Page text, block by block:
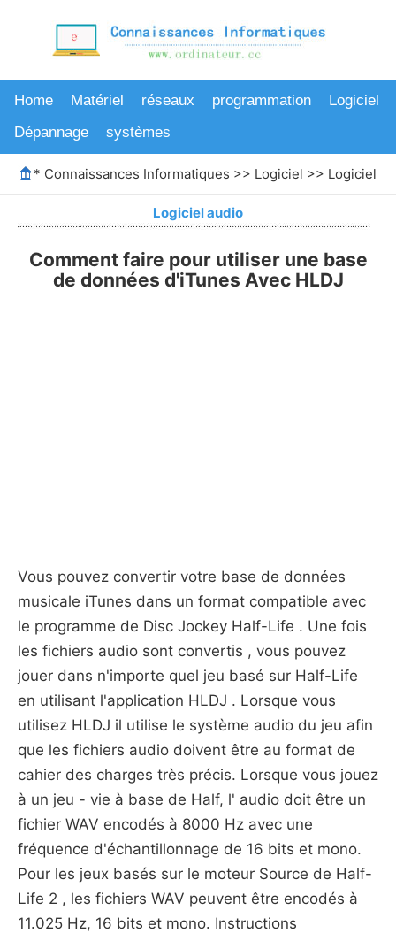
Home Matériel réseaux programmation
Logiciel
Dépannage
systèmes
* Connaissances Informatiques >> Logiciel >> Logiciel
Logiciel audio
Comment faire pour utiliser une base
de données d'iTunes Avec HLDJ
Vous pouvez convertir votre base de données
musicale iTunes dans un format compatible avec
le programme de Disc Jockey Half-Life . Une fois
les fichiers audio sont convertis , vous pouvez
jouer dans n'importe quel jeu basé sur Half-Life
en utilisant l'application HLDJ . Lorsque vous
utilisez HLDJ il utilise le système audio du jeu afin
que les fichiers audio doivent être au format de
cahier des charges très précis. Lorsque vous jouez
à un jeu - vie à base de Half, l' audio doit être un
fichier WAV encodés à 8000 Hz avec une
fréquence d'échantillonnage de 16 bits et mono.
Pour les jeux basés sur le moteur Source de Half-
Life 2 , les fichiers WAV peuvent être encodés à
11.025 Hz, 16 bits et mono. Instructions